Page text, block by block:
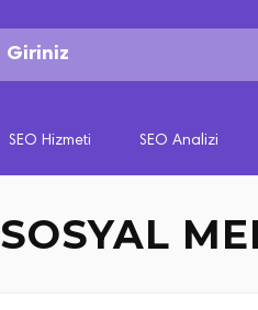
SEO Hizmeti SEO Analizi
SOSYAL